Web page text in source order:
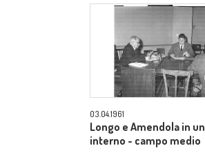
03.04.1961
Longo e Amendola in un
interno - campo medio